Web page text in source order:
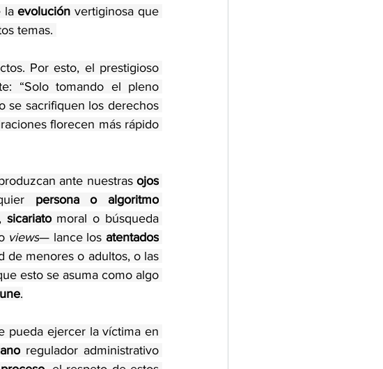
la evolución vertiginosa que
temas.
Por esto, el prestigioso
“Solo tomando el pleno
se sacrifiquen los derechos
florecen más rápido
ante nuestras ojos
persona o algoritmo
sicariato moral o búsqueda
views— lance los atentados
de menores o adultos, o las
esto se asuma como algo
.
pueda ejercer la víctima en
regulador administrativo